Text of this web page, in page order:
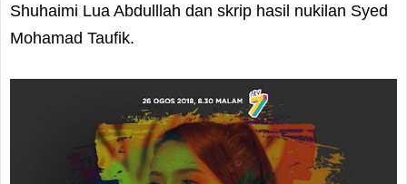
Shuhaimi Lua Abdulllah dan skrip hasil nukilan Syed
Mohamad Taufik.